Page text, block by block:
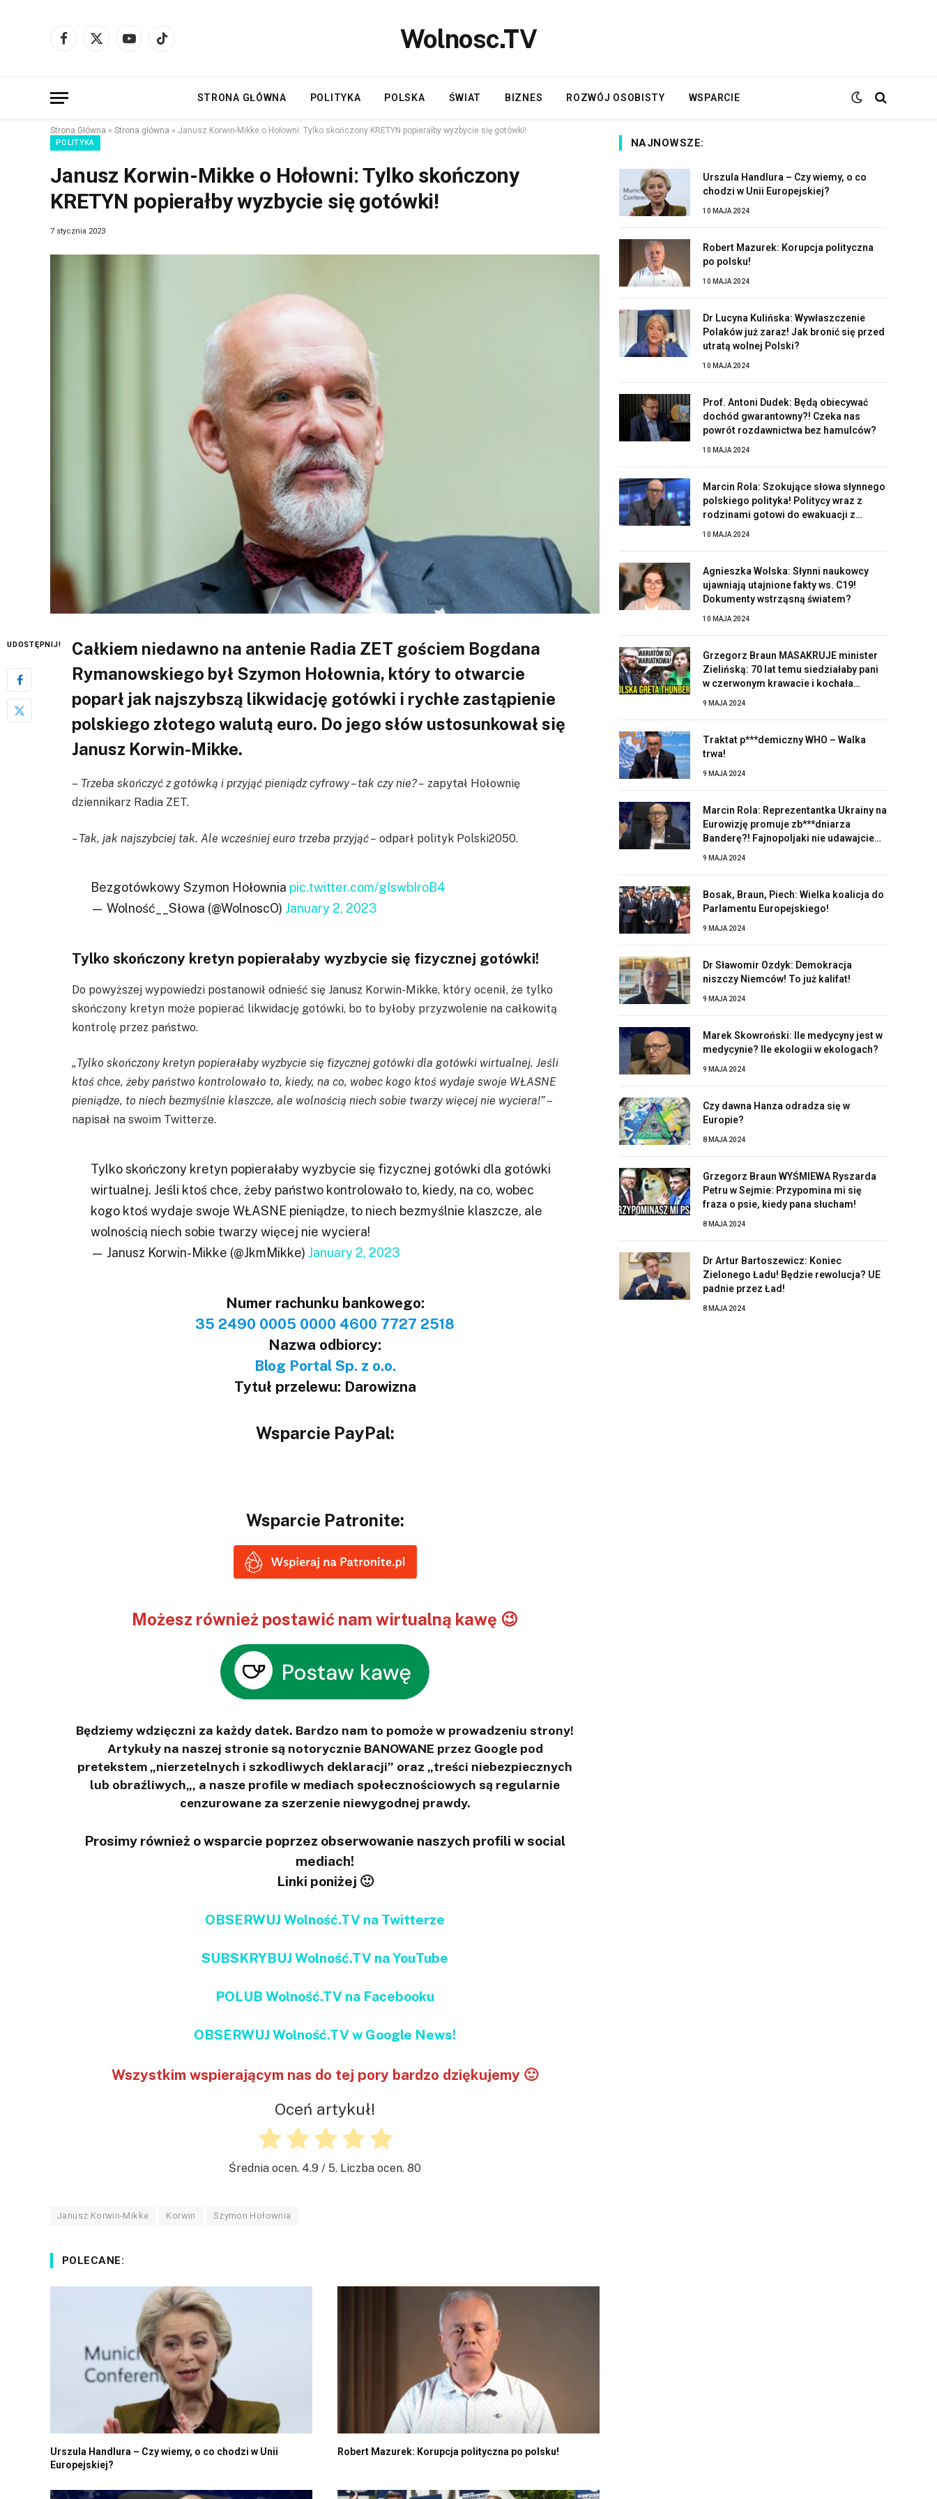
Facebook
X
YouTubeTikTok Wolnosc.TV
STRONA GŁÓWNA POLITYKA POLSKA ŚWIAT BIZNES ROZWÓJ OSOBISTY WSPARCIE
Strona Główna » Strona główna » Janusz Korwin-Mikke o Hołowni: Tylko skończony KRETYN popierałby wyzbycie się gotówki!
POLITYKA
Janusz Korwin-Mikke o Hołowni: Tylko skończony
KRETYN popierałby wyzbycie się gotówki!
7 stycznia 2023
UDOSTĘPNIJ!
Całkiem niedawno na antenie Radia ZET gościem Bogdana
Rymanowskiego był Szymon Hołownia, który to otwarcie
poparł jak najszybszą likwidację gotówki i rychłe zastąpienie
polskiego złotego walutą euro. Do jego słów ustosunkował się
Janusz Korwin-Mikke.
– Trzeba skończyć z gotówką i przyjąć pieniądz cyfrowy – tak czy nie? – zapytał Hołownię
dziennikarz Radia ZET.
– Tak, jak najszybciej tak. Ale wcześniej euro trzeba przyjąć – odparł polityk Polski2050.
Bezgotówkowy Szymon Hołownia pic.twitter.com/gIswbIroB4
— Wolność__Słowa (@WolnoscO) January 2, 2023
Tylko skończony kretyn popierałaby wyzbycie się fizycznej gotówki!
Do powyższej wypowiedzi postanowił odnieść się Janusz Korwin-Mikke, który ocenił, że tylko
skończony kretyn może popierać likwidację gotówki, bo to byłoby przyzwolenie na całkowitą
kontrolę przez państwo.
„Tylko skończony kretyn popierałaby wyzbycie się fizycznej gotówki dla gotówki wirtualnej. Jeśli
ktoś chce, żeby państwo kontrolowało to, kiedy, na co, wobec kogo ktoś wydaje swoje WŁASNE
pieniądze, to niech bezmyślnie klaszcze, ale wolnością niech sobie twarzy więcej nie wyciera!”–
napisał na swoim Twitterze.
Tylko skończony kretyn popierałaby wyzbycie się fizycznej gotówki dla gotówki
wirtualnej. Jeśli ktoś chce, żeby państwo kontrolowało to, kiedy, na co, wobec
kogo ktoś wydaje swoje WŁASNE pieniądze, to niech bezmyślnie klaszcze, ale
wolnością niech sobie twarzy więcej nie wyciera!
— Janusz Korwin-Mikke (@JkmMikke) January 2, 2023
Numer rachunku bankowego:
35 2490 0005 0000 4600 7727 2518
Nazwa odbiorcy:
Blog Portal Sp. z o.o.
Tytuł przelewu: Darowizna
Wsparcie PayPal:
Wsparcie Patronite:
Możesz również postawić nam wirtualną kawę 😉
Będziemy wdzięczni za każdy datek. Bardzo nam to pomoże w prowadzeniu strony!
Artykuły na naszej stronie są notorycznie BANOWANE przez Google pod
pretekstem „nierzetelnych i szkodliwych deklaracji” oraz „treści niebezpiecznych
lub obraźliwych„, a nasze profile w mediach społecznościowych są regularnie
cenzurowane za szerzenie niewygodnej prawdy.
Prosimy również o wsparcie poprzez obserwowanie naszych profili w social
mediach!
Linki poniżej 🙂
OBSERWUJ Wolność.TV na Twitterze
SUBSKRYBUJ Wolność.TV na YouTube
POLUB Wolność.TV na Facebooku
OBSERWUJ Wolność.TV w Google News!
Wszystkim wspierającym nas do tej pory bardzo dziękujemy 🙂
Oceń artykuł!
Średnia ocen. 4.9 / 5. Liczba ocen. 80
Janusz Korwin-Mikke Korwin Szymon Hołownia
POLECANE:
Urszula Handlura – Czy wiemy, o co chodzi w Unii
Europejskiej?
Robert Mazurek: Korupcja polityczna po polsku!
NAJNOWSZE:
Urszula Handlura – Czy wiemy, o co
chodzi w Unii Europejskiej?
10 MAJA 2024
Robert Mazurek: Korupcja polityczna
po polsku!
10 MAJA 2024
Dr Lucyna Kulińska: Wywłaszczenie
Polaków już zaraz! Jak bronić się przed
utratą wolnej Polski?
10 MAJA 2024
Prof. Antoni Dudek: Będą obiecywać
dochód gwarantowny?! Czeka nas
powrót rozdawnictwa bez hamulców?
10 MAJA 2024
Marcin Rola: Szokujące słowa słynnego
polskiego polityka! Politycy wraz z
rodzinami gotowi do ewakuacji z
10 MAJA 2024
Agnieszka Wolska: Słynni naukowcy
ujawniają utajnione fakty ws. C19!
Dokumenty wstrząsną światem?
10 MAJA 2024
Grzegorz Braun MASAKRUJE minister
Zielińską: 70 lat temu siedziałaby pani
w czerwonym krawacie i kochała
9 MAJA 2024
Traktat p***demiczny WHO – Walka
trwa!
9 MAJA 2024
Marcin Rola: Reprezentantka Ukrainy na
Eurowizję promuje zb***dniarza
Banderę?! Fajnopoljaki nie udawajcie
9 MAJA 2024
Bosak, Braun, Piech: Wielka koalicja do
Parlamentu Europejskiego!
9 MAJA 2024
Dr Sławomir Ozdyk: Demokracja
niszczy Niemców! To już kalifat!
9 MAJA 2024
Marek Skowroński: Ile medycyny jest w
medycynie? Ile ekologii w ekologach?
9 MAJA 2024
Czy dawna Hanza odradza się w
Europie?
8 MAJA 2024
Grzegorz Braun WYŚMIEWA Ryszarda
Petru w Sejmie: Przypomina mi się
fraza o psie, kiedy pana słucham!
8 MAJA 2024
Dr Artur Bartoszewicz: Koniec
Zielonego Ładu! Będzie rewolucja? UE
padnie przez Ład!
8 MAJA 2024